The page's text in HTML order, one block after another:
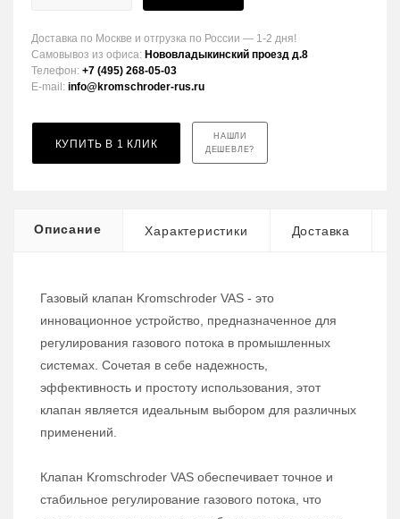
Доставка по Москве и отгрузка по России — 1-2 дня!
Самовывоз из офиса: Нововладыкинский проезд д.8
Телефон: +7 (495) 268-05-03
E-mail: info@kromschroder-rus.ru
КУПИТЬ В 1 КЛИК
НАШЛИ
ДЕШЕВЛЕ?
Описание Характеристики Доставка
Газовый клапан Kromschroder VAS - это
инновационное устройство, предназначенное для
регулирования газового потока в промышленных
системах. Сочетая в себе надежность,
эффективность и простоту использования, этот
клапан является идеальным выбором для различных
применений.
Клапан Kromschroder VAS обеспечивает точное и
стабильное регулирование газового потока, что